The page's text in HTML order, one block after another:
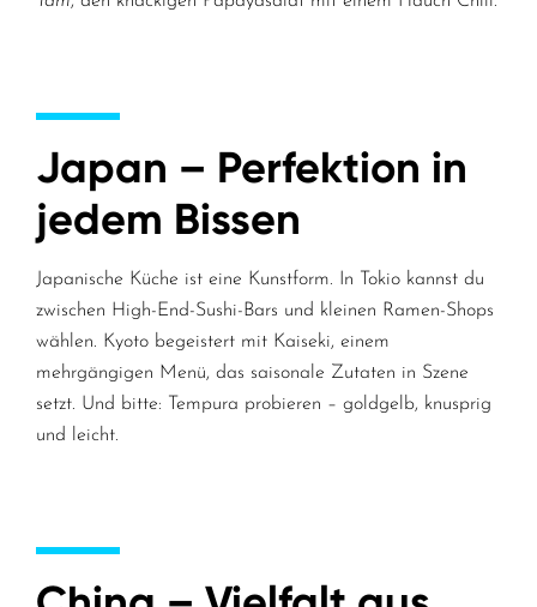
Japan – Perfektion in
jedem Bissen
Japanische Küche ist eine Kunstform. In Tokio kannst du
zwischen High-End-Sushi-Bars und kleinen Ramen-Shops
wählen. Kyoto begeistert mit Kaiseki, einem
mehrgängigen Menü, das saisonale Zutaten in Szene
setzt. Und bitte: Tempura probieren – goldgelb, knusprig
und leicht.